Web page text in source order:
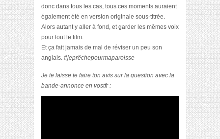
donc dans tous les cas, tous ces moments auraient
également été en version originale sous-titrée.
Alors autant y aller à fond, et garder les mêmes voix
pour tout le film.
Et ça fait jamais de mal de réviser un peu son
anglais. #jeprêchepourmaparoisse
Je te laisse te faire ton avis sur la question avec la
bande-annonce en vostfr :